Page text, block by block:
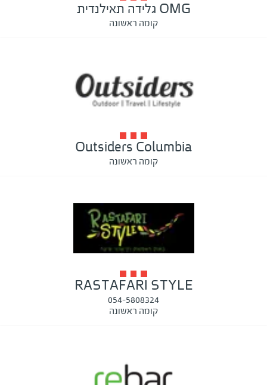
OMG גלידה תאילנדית
קומה ראשונה
Outsiders Columbia
קומה ראשונה
RASTAFARI STYLE
054-5808324
קומה ראשונה